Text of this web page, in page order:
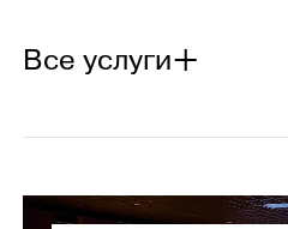
Все услуги